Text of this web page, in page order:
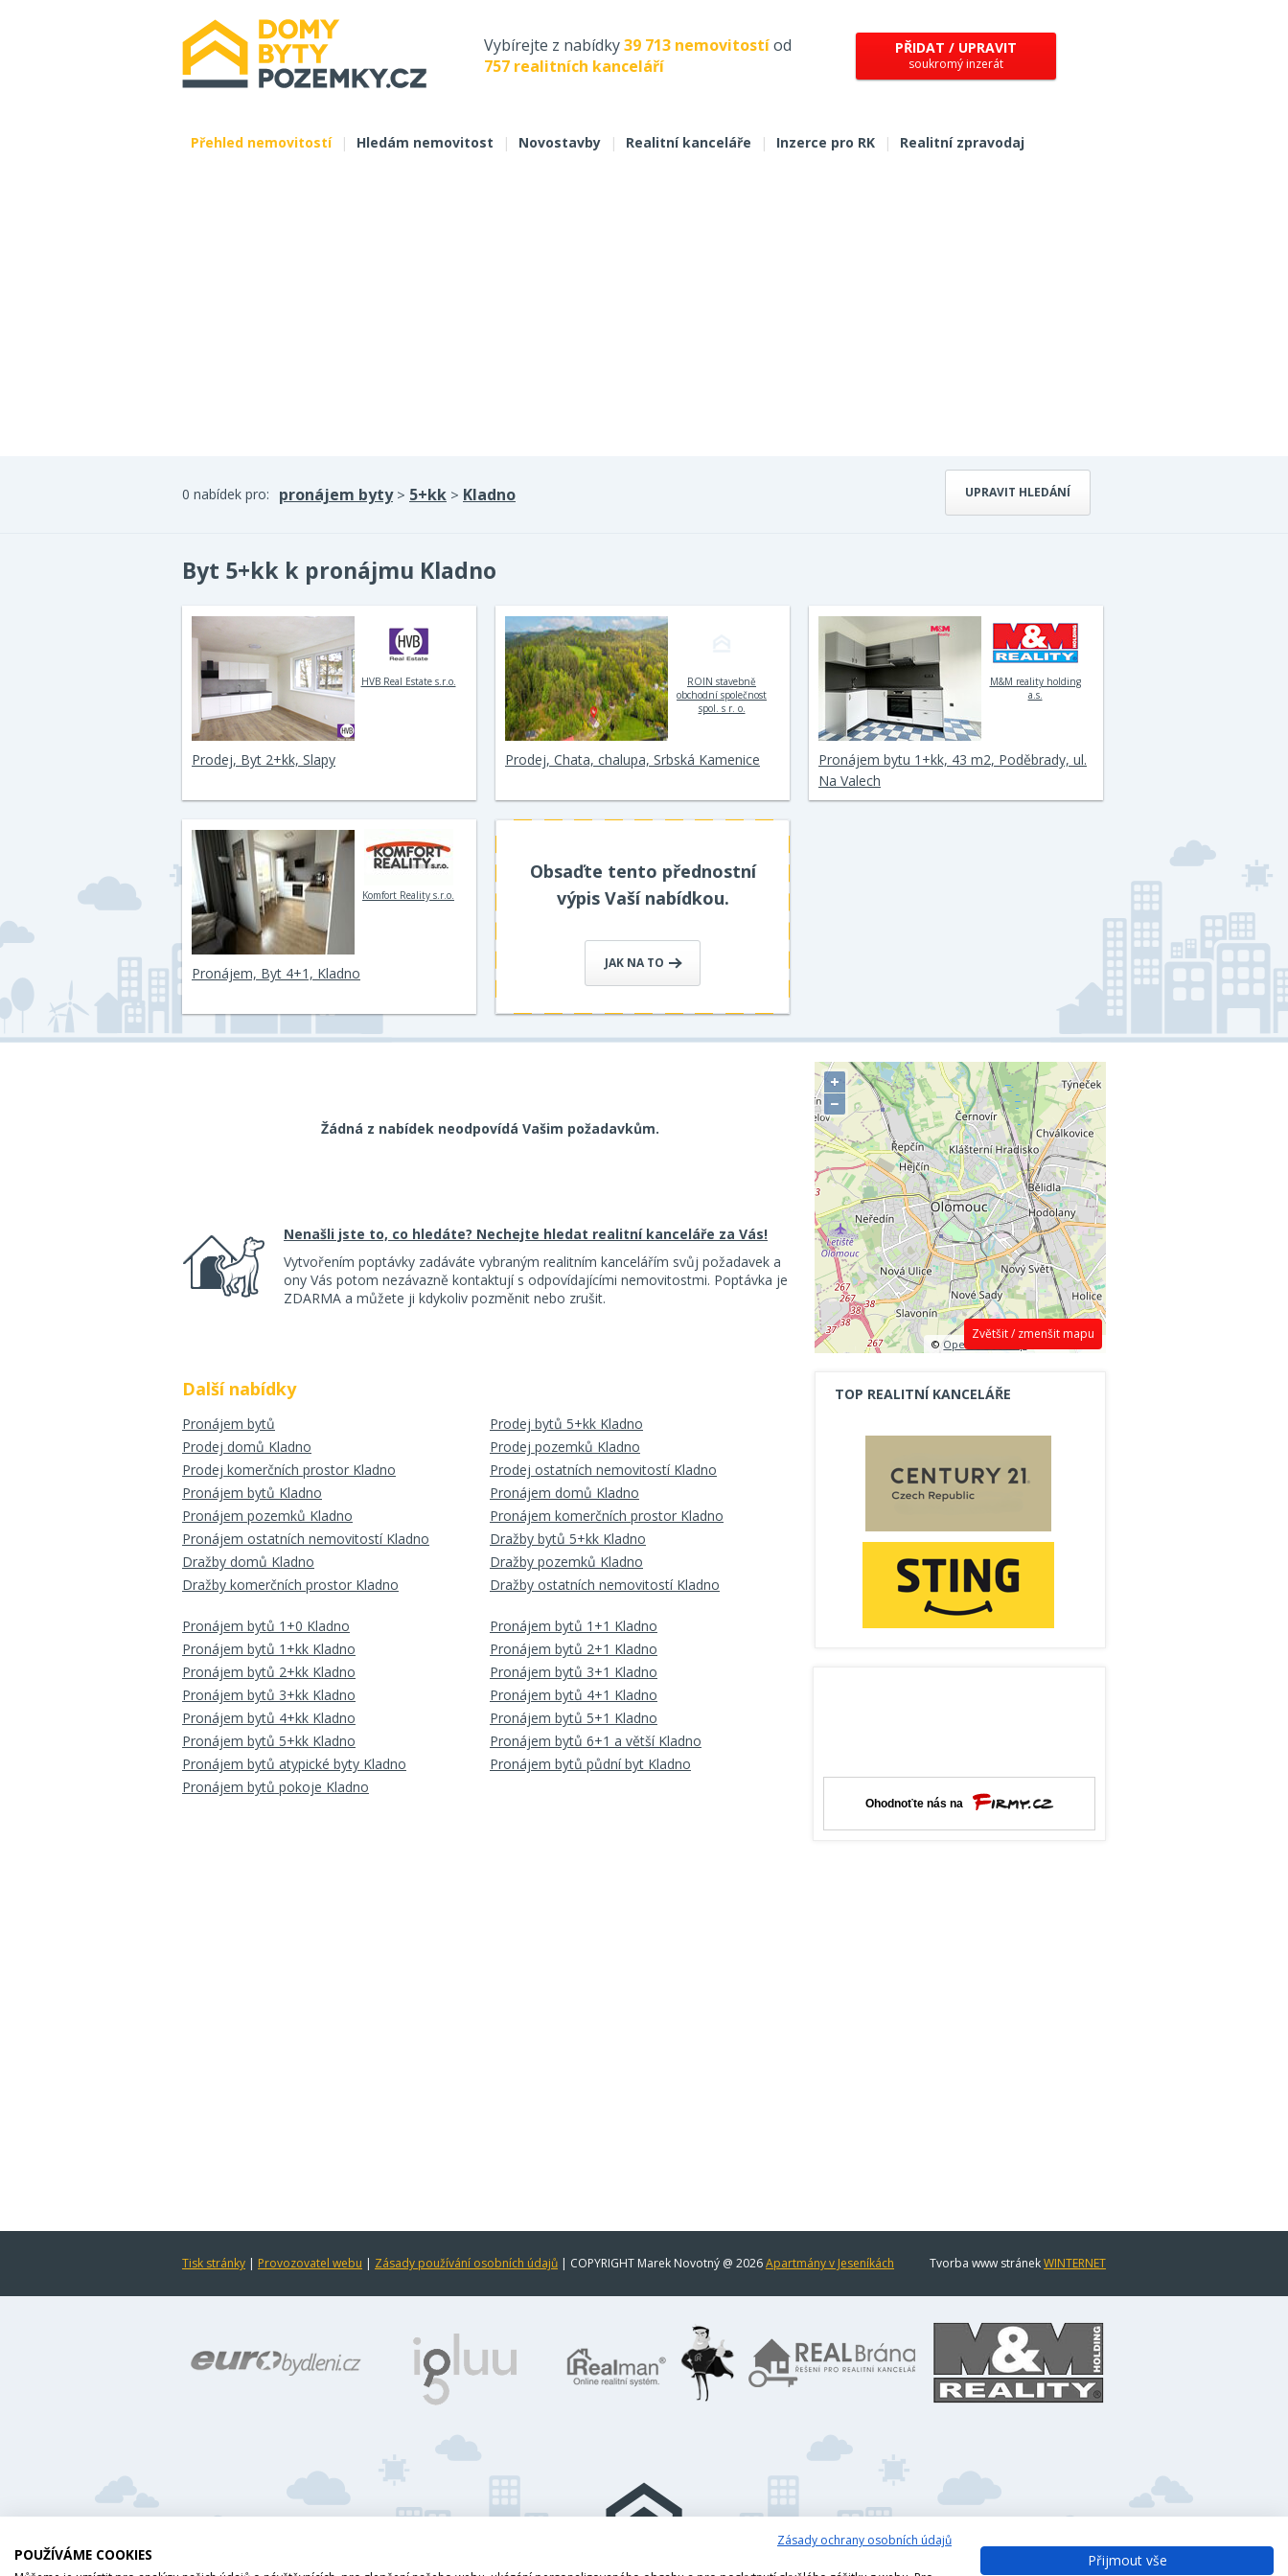
Vybírejte z nabídky39 713 nemovitostíod
757 realitních kanceláří
PŘIDAT / UPRAVIT
soukromý inzerát
Přehled nemovitostí | Hledám nemovitost | Novostavby | Realitní kanceláře | Inzerce pro RK | Realitní zpravodaj
UPRAVIT HLEDÁNÍ
0 nabídek pro: pronájem byty> 5+kk > Kladno
Byt 5+kk k pronájmu Kladno
HVB Real Estate s.r.o.
Prodej, Byt 2+kk, Slapy
ROIN stavebně
obchodní společnost
spol. s r. o.
Prodej, Chata, chalupa, Srbská Kamenice
M&M reality holding
a.s.
Pronájem bytu 1+kk, 43 m2, Poděbrady, ul.
Na Valech
Komfort Reality s.r.o.
Pronájem, Byt 4+1, Kladno
Obsaďte tento přednostní
výpis Vaší nabídkou.
JAK NA TO
Žádná z nabídek neodpovídá Vašim požadavkům.
Nenašli jste to, co hledáte? Nechejte hledat realitní kanceláře za Vás!
Vytvořením poptávky zadáváte vybraným realitním kancelářím svůj požadavek a
ony Vás potom nezávazně kontaktují s odpovídajícími nemovitostmi. Poptávka je
ZDARMA a můžete ji kdykoliv pozměnit nebo zrušit.
Další nabídky
Pronájem bytů
Prodej bytů 5+kk Kladno
Prodej domů Kladno
Prodej pozemků Kladno
Prodej komerčních prostor Kladno
Prodej ostatních nemovitostí Kladno
Pronájem bytů Kladno
Pronájem domů Kladno
Pronájem pozemků Kladno
Pronájem komerčních prostor Kladno
Pronájem ostatních nemovitostí Kladno
Dražby bytů 5+kk Kladno
Dražby domů Kladno
Dražby pozemků Kladno
Dražby komerčních prostor Kladno
Dražby ostatních nemovitostí Kladno
Pronájem bytů 1+0 Kladno
Pronájem bytů 1+1 Kladno
Pronájem bytů 1+kk Kladno
Pronájem bytů 2+1 Kladno
Pronájem bytů 2+kk Kladno
Pronájem bytů 3+1 Kladno
Pronájem bytů 3+kk Kladno
Pronájem bytů 4+1 Kladno
Pronájem bytů 4+kk Kladno
Pronájem bytů 5+1 Kladno
Pronájem bytů 5+kk Kladno
Pronájem bytů 6+1 a větší Kladno
Pronájem bytů atypické byty Kladno
Pronájem bytů půdní byt Kladno
Pronájem bytů pokoje Kladno
Zvětšit / zmenšit mapu
+
−
©OpenStreetMap contributors.
TOP REALITNÍ KANCELÁŘE
Tisk stránky | Provozovatel webu | Zásady používání osobních údajů | COPYRIGHT Marek Novotný @ 2026Apartmány v Jeseníkách Tvorba www stránekWINTERNET
Zásady ochrany osobních údajů
POUŽÍVÁME COOKIES Přijmout vše